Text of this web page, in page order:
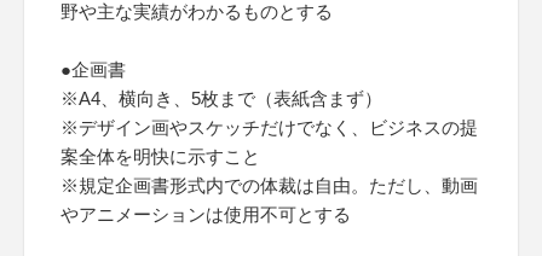
野や主な実績がわかるものとする
●企画書
※A4、横向き、5枚まで（表紙含まず）
※デザイン画やスケッチだけでなく、ビジネスの提
案全体を明快に示すこと
※規定企画書形式内での体裁は自由。ただし、動画
やアニメーションは使用不可とする